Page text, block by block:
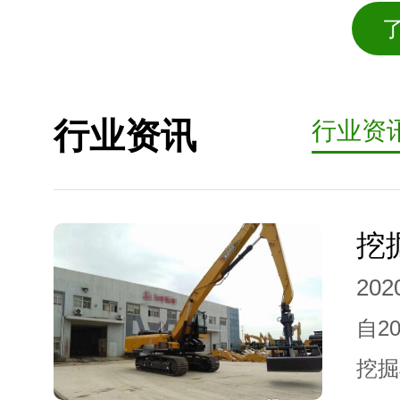
行业资讯 行业资
自
挖